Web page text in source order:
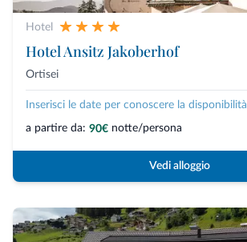
Hotel
Hotel Ansitz Jakoberhof
Ortisei
Inserisci le date per conoscere la disponibilità
a partire da: 90€ notte/persona
Vedi alloggio